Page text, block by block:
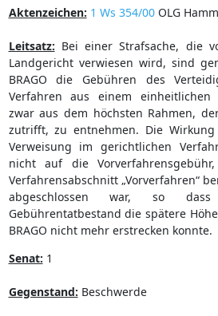
Aktenzeichen: 1 Ws 354/00OLG Hamm
Leitsatz: Bei einer Strafsache, die
Landgericht verwiesen wird, sind
BRAGO die Gebühren des
Verfahren aus einem einheitlichen
zwar aus dem höchsten Rahmen,
zutrifft, zu entnehmen. Die
Verweisung im gerichtlichen
nicht auf die
Verfahrensabschnitt „Vorverfahren“
abgeschlossen war, so
Gebührentatbestand die spätere
BRAGO nicht mehr erstrecken konnte.
Senat: 1
Gegenstand: Beschwerde